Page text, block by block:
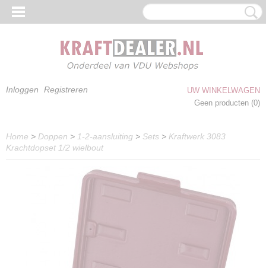
Inloggen Registreren
UW WINKELWAGEN
Geen producten (0)
Home > Doppen > 1-2-aansluiting > Sets > Kraftwerk 3083
Krachtdopset 1/2 wielbout